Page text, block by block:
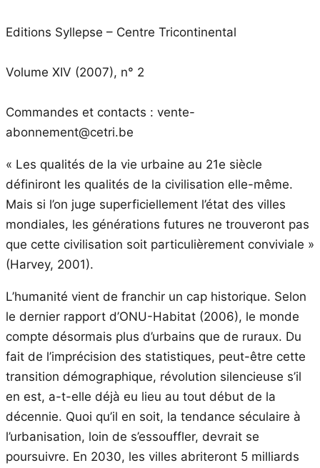
Editions Syllepse – Centre Tricontinental
Volume XIV (2007), n° 2
Commandes et contacts : vente-
abonnement@cetri.be
« Les qualités de la vie urbaine au 21e siècle
définiront les qualités de la civilisation elle-même.
Mais si l’on juge superficiellement l’état des villes
mondiales, les générations futures ne trouveront pas
que cette civilisation soit particulièrement conviviale »
(Harvey, 2001).
L’humanité vient de franchir un cap historique. Selon
le dernier rapport d’ONU-Habitat (2006), le monde
compte désormais plus d’urbains que de ruraux. Du
fait de l’imprécision des statistiques, peut-être cette
transition démographique, révolution silencieuse s’il
en est, a-t-elle déjà eu lieu au tout début de la
décennie. Quoi qu’il en soit, la tendance séculaire à
l’urbanisation, loin de s’essouffler, devrait se
poursuivre. En 2030, les villes abriteront 5 milliards